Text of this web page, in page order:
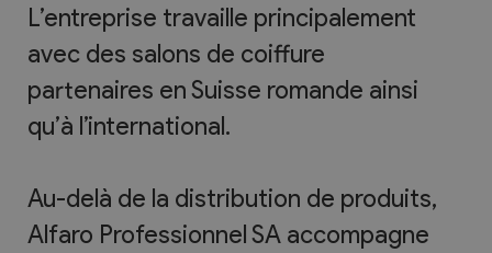
L’entreprise travaille principalement
avec des salons de coiffure
partenaires en Suisse romande ainsi
qu’à l’international.
Au-delà de la distribution de produits,
Alfaro Professionnel SA accompagne